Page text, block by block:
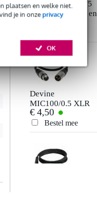
plaatsen en welke niet.
je in onzeprivacy
OK
Devine MIC100/5
XLR microfoon- en
€ 8,50
Devine
MIC100/0.5 XLR
microfoon- en
signaalkabel 0.5
meter
€ 4,50
Bestel mee